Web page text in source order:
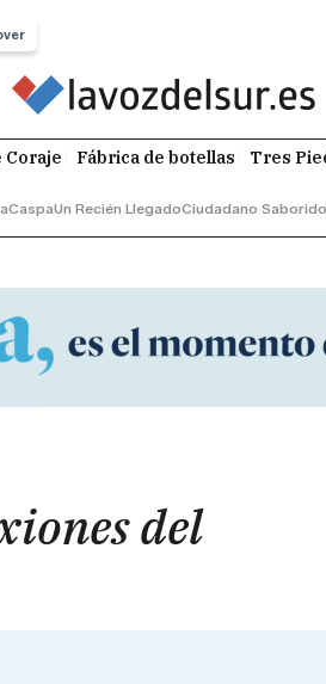
Coraje Fábrica de botellas Tres
CaspaUn Recién LlegadoCiudadano Saborido
del